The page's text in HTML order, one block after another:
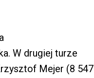
W drugiej turze
Mejer (8 547